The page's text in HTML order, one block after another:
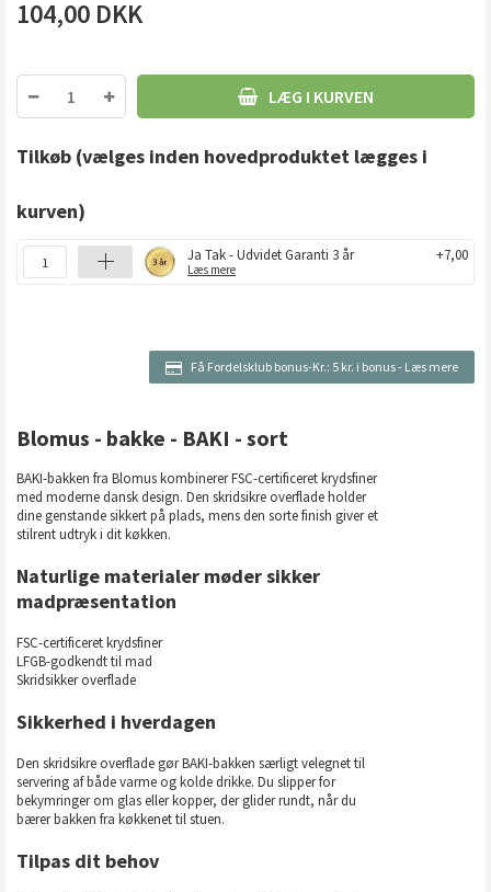
104,00 DKK
LÆG I KURVEN
Tilkøb (vælges inden hovedproduktet lægges i
kurven)
Ja Tak - Udvidet Garanti 3 år
Læs mere
+7,00
Få Fordelsklub bonus-Kr.: 5 kr. i bonus- Læs mere
Blomus - bakke - BAKI - sort
BAKI-bakken fra Blomus kombinerer FSC-certificeret krydsfiner
med moderne dansk design. Den skridsikre overflade holder
dine genstande sikkert på plads, mens den sorte finish giver et
stilrent udtryk i dit køkken.
Naturlige materialer møder sikker
madpræsentation
FSC-certificeret krydsfiner
LFGB-godkendt til mad
Skridsikker overflade
Sikkerhed i hverdagen
Den skridsikre overflade gør BAKI-bakken særligt velegnet til
servering af både varme og kolde drikke. Du slipper for
bekymringer om glas eller kopper, der glider rundt, når du
bærer bakken fra køkkenet til stuen.
Tilpas dit behov